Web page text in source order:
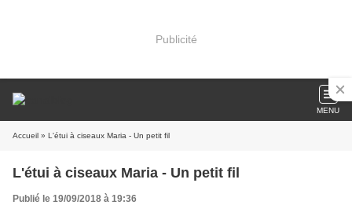
Publicité
MENU
Accueil » L'étui à ciseaux Maria - Un petit fil
L'étui à ciseaux Maria - Un petit fil
Publié le 19/09/2018 à 19:36